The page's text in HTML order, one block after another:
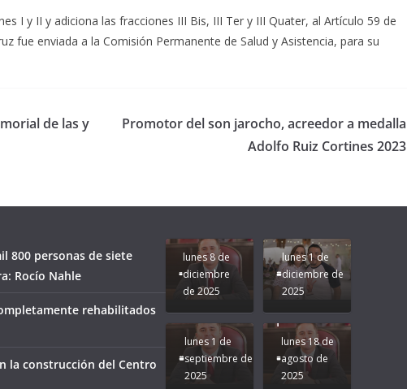
I y II y adiciona las fracciones III Bis, III Ter y III Quater, al Artículo 59 de
fue enviada a la Comisión Permanente de Salud y Asistencia, para su
de las y
Promotor del son jarocho, acreedor a medalla
Adolfo Ruiz Cortines 2023
800 personas de siete
Rocío Nahle
rehabilitados
la construcción del Centro
lunes 8 de
diciembre
de 2025
lunes 1 de
diciembre de
2025
Apoyo y
Seguimos la
Ruta que
Marca
Nuestra
Rocío Nahle.
lunes 1 de
septiembre de
2025
Pongamos
de moda;
San
Andrés
Tuxtla
presente.
lunes 18 de
agosto de
2025